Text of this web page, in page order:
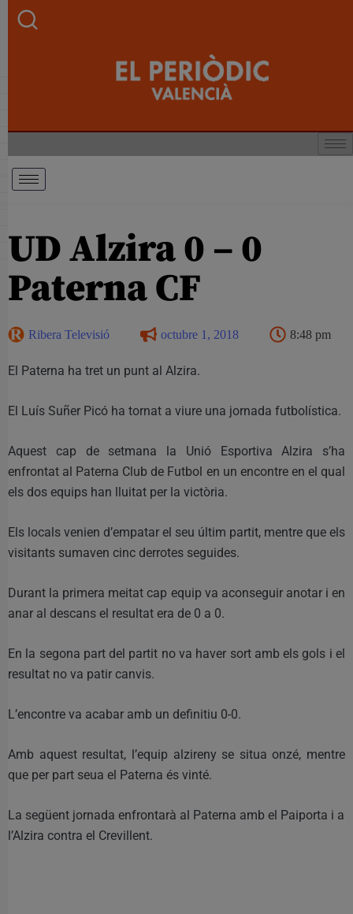
UD Alzira 0 – 0
Paterna CF
Ribera Televisió octubre 1, 2018 8:48 pm
El Paterna ha tret un punt al Alzira.
El Luís Suñer Picó ha tornat a viure una jornada futbolística.
Aquest cap de setmana la Unió Esportiva Alzira s’ha
enfrontat al Paterna Club de Futbol en un encontre en el qual
els dos equips han lluitat per la victòria.
Els locals venien d’empatar el seu últim partit, mentre que els
visitants sumaven cinc derrotes seguides.
Durant la primera meitat cap equip va aconseguir anotar i en
anar al descans el resultat era de 0 a 0.
En la segona part del partit no va haver sort amb els gols i el
resultat no va patir canvis.
L’encontre va acabar amb un definitiu 0-0.
Amb aquest resultat, l’equip alzireny se situa onzé, mentre
que per part seua el Paterna és vinté.
La següent jornada enfrontarà al Paterna amb el Paiporta i a
l’Alzira contra el Crevillent.